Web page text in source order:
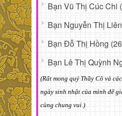
Bạn Vũ Thị Cúc Chi
Bạn Nguyễn Thị
Bạn Đỗ Thị Hồng
Bạn Lê Thị Quỳnh
(Rất mong quý Thầy Cô và
ngày sinh nhật của mình để
cùng chung vui.)